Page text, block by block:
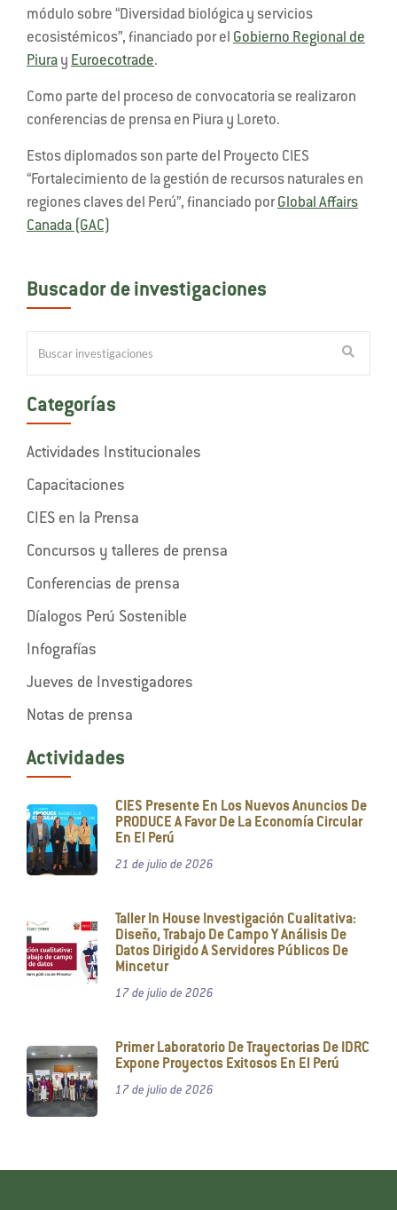
módulo sobre “Diversidad biológica y servicios
ecosistémicos”, financiado por el Gobierno Regional de
Piura y Euroecotrade.
Como parte del proceso de convocatoria se realizaron
conferencias de prensa en Piura y Loreto.
Estos diplomados son parte del Proyecto CIES
“Fortalecimiento de la gestión de recursos naturales en
regiones claves del Perú”, financiado porGlobal Affairs
Canada (GAC)
Buscador de investigaciones
Categorías
Actividades Institucionales
Capacitaciones
CIES en la Prensa
Concursos y talleres de prensa
Conferencias de prensa
Díalogos Perú Sostenible
Infografías
Jueves de Investigadores
Notas de prensa
Actividades
CIES Presente En Los Nuevos Anuncios De
PRODUCE A Favor De La Economía Circular
En El Perú
21 de julio de 2026
Taller In House Investigación Cualitativa:
Diseño, Trabajo De Campo Y Análisis De
Datos Dirigido A Servidores Públicos De
Mincetur
17 de julio de 2026
Primer Laboratorio De Trayectorias De IDRC
Expone Proyectos Exitosos En El Perú
17 de julio de 2026